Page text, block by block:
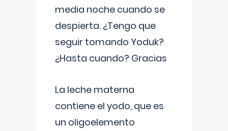
media noche cuando se
despierta. ¿Tengo que
seguir tomando Yoduk?
¿Hasta cuando? Gracias
La leche materna
contiene el yodo, que es
un oligoelemento